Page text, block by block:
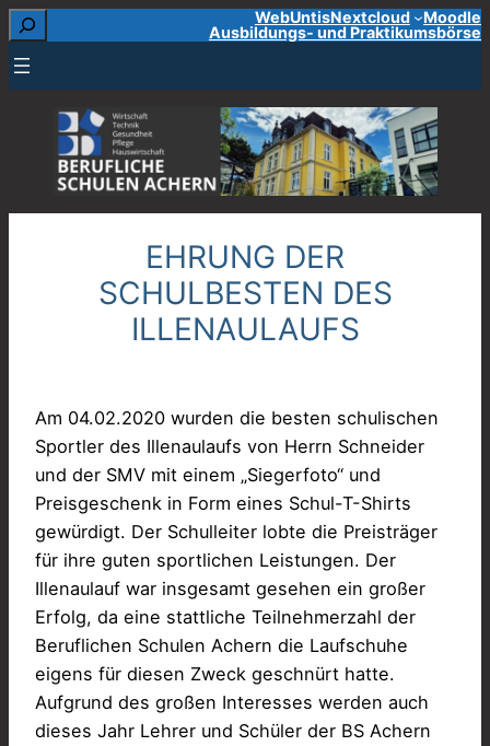
Zum
springen
Suchen WebUntisNextcloud
Moodle
Ausbildungs- und Praktikumsbörse
EHRUNG DER
SCHULBESTEN DES
ILLENAULAUFS
Am 04.02.2020 wurden die besten schulischen
Sportler des Illenaulaufs von Herrn Schneider
und der SMV mit einem „Siegerfoto“ und
Preisgeschenk in Form eines Schul-T-Shirts
gewürdigt. Der Schulleiter lobte die Preisträger
für ihre guten sportlichen Leistungen. Der
Illenaulauf war insgesamt gesehen ein großer
Erfolg, da eine stattliche Teilnehmerzahl der
Beruflichen Schulen Achern die Laufschuhe
eigens für diesen Zweck geschnürt hatte.
Aufgrund des großen Interesses werden auch
dieses Jahr Lehrer und Schüler der BS Achern